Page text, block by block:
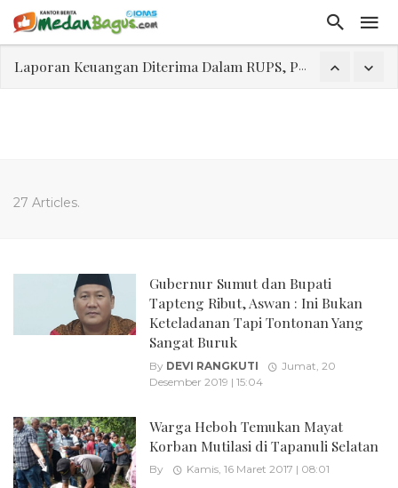
Laporan Keuangan Diterima Dalam RUPS, Pelaporan Hingga Penahanan Mantan Direktur PT GKS Dinilai Rancu
27 Articles.
Gubernur Sumut dan Bupati
Tapteng Ribut, Aswan : Ini Bukan
Keteladanan Tapi Tontonan Yang
Sangat Buruk
By DEVI RANGKUTI
Jumat, 20
Desember 2019 | 15:04
Warga Heboh Temukan Mayat
Korban Mutilasi di Tapanuli Selatan
By Kamis, 16 Maret 2017 | 08:01